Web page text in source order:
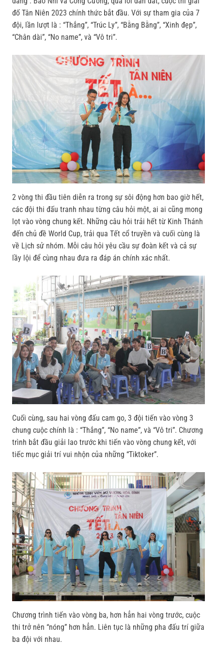
đố Tân Niên 2023 chính thức bắt đầu. Với sự tham gia của 7
đội, lần lượt là : “Thắng”, “Trúc Ly”, “Bằng Bằng”, “Xinh đẹp”,
“Chân dài”, “No name”, và “Vô tri”.
2 vòng thi đầu tiên diễn ra trong sự sôi động hơn bao giờ hết,
các đội thi đấu tranh nhau từng câu hỏi một, ai ai cũng mong
lọt vào vòng chung kết. Những câu hỏi trải hết từ Kinh Thánh
đến chủ đề World Cup, trải qua Tết cổ truyền và cuối cùng là
về Lịch sử nhóm. Mỗi câu hỏi yêu cầu sự đoàn kết và cả sự
lầy lội để cùng nhau đưa ra đáp án chính xác nhất.
Cuối cùng, sau hai vòng đấu cam go, 3 đội tiến vào vòng 3
chung cuộc chính là : “Thắng”, “No name”, và “Vô tri”. Chương
trình bắt đầu giải lao trước khi tiến vào vòng chung kết, với
tiếc mục giải trí vui nhộn của những “Tiktoker”.
Chương trình tiến vào vòng ba, hơn hẳn hai vòng trước, cuộc
thi trở nên “nóng” hơn hẳn. Liên tục là những pha đấu trí giữa
ba đội với nhau.